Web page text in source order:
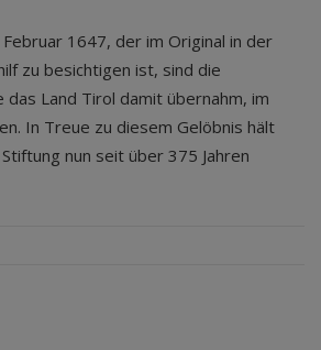
1647, der im Original in der
zu besichtigen ist, sind die
das Land Tirol damit übernahm, im
In Treue zu diesem Gelöbnis hält
nun seit über 375 Jahren